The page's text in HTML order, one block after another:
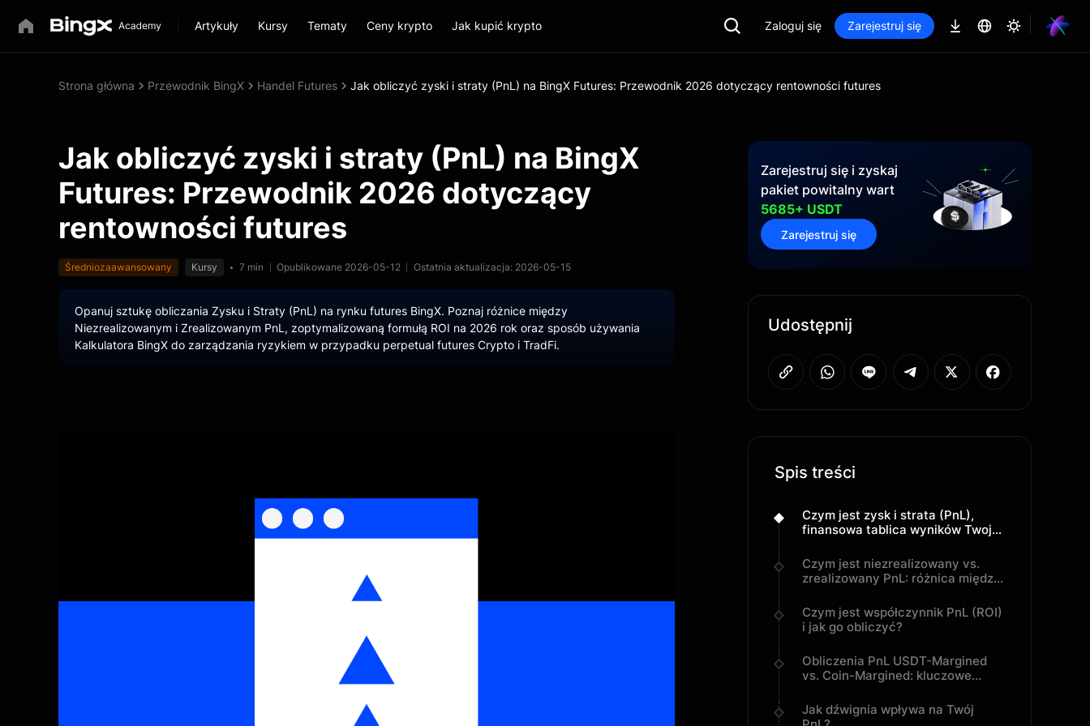
Artykuły Kursy Tematy Ceny krypto Jak kupić krypto Zaloguj się Zarejestruj się
Strona główna Przewodnik BingX Handel Futures Jak obliczyć zyski i straty (PnL) na BingX Futures: Przewodnik 2026 dotyczący rentowności futures
Jak obliczyć zyski i straty (PnL) na BingX
Futures: Przewodnik 2026 dotyczący
rentowności futures
Średniozaawansowany Kursy 7 min Opublikowane 2026-05-12 Ostatnia aktualizacja: 2026-05-15
Opanuj sztukę obliczania Zysku i Straty (PnL) na rynku futures BingX. Poznaj różnice między
Niezrealizowanym i Zrealizowanym PnL, zoptymalizowaną formułą ROI na 2026 rok oraz sposób używania
Kalkulatora BingX do zarządzania ryzykiem w przypadku perpetual futures Crypto i TradFi.
Zarejestruj się i zyskaj
pakiet powitalny wart
5685+ USDT
Zarejestruj się
Udostępnij
Spis treści
Czym jest zysk i strata (PnL),
finansowa tablica wyników Twojej
Czym jest niezrealizowany vs.
zrealizowany PnL: różnica między
Czym jest współczynnik PnL (ROI)
i jak go obliczyć?
Obliczenia PnL USDT-Margined
vs. Coin-Margined: kluczowe
Jak dźwignia wpływa na Twój